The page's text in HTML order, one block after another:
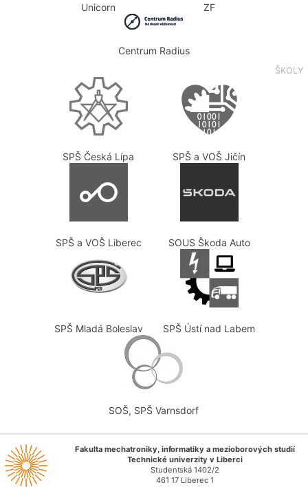
Unicorn ZF
Centrum Radius
ŠKOLY
SPŠ Česká Lípa SPŠ a VOŠ Jičín
SPŠ a VOŠ Liberec SOUS Škoda Auto
SPŠ Mladá Boleslav SPŠ Ústí nad Labem
SOŠ, SPŠ Varnsdorf
Fakulta mechatroniky, informatiky a mezioborových studií
Technické univerzity v Liberci
Studentská 1402/2
461 17 Liberec 1